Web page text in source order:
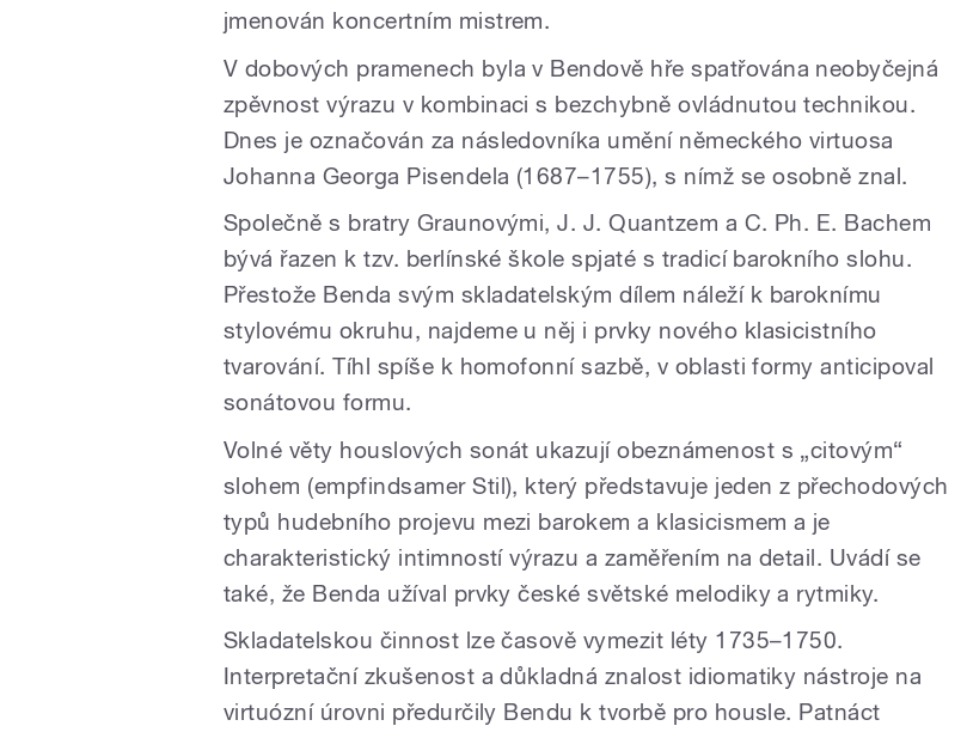
jmenován koncertním mistrem.
V dobových pramenech byla v Bendově hře spatřována neobyčejná
zpěvnost výrazu v kombinaci s bezchybně ovládnutou technikou.
Dnes je označován za následovníka umění německého virtuosa
Johanna Georga Pisendela (1687–1755), s nímž se osobně znal.
Společně s bratry Graunovými, J. J. Quantzem a C. Ph. E. Bachem
bývá řazen k tzv. berlínské škole spjaté s tradicí barokního slohu.
Přestože Benda svým skladatelským dílem náleží k baroknímu
stylovému okruhu, najdeme u něj i prvky nového klasicistního
tvarování. Tíhl spíše k homofonní sazbě, v oblasti formy anticipoval
sonátovou formu.
Volné věty houslových sonát ukazují obeznámenost s „citovým“
slohem (empfindsamer Stil), který představuje jeden z přechodových
typů hudebního projevu mezi barokem a klasicismem a je
charakteristický intimností výrazu a zaměřením na detail. Uvádí se
také, že Benda užíval prvky české světské melodiky a rytmiky.
Skladatelskou činnost lze časově vymezit léty 1735–1750.
Interpretační zkušenost a důkladná znalost idiomatiky nástroje na
virtuózní úrovni předurčily Bendu k tvorbě pro housle. Patnáct